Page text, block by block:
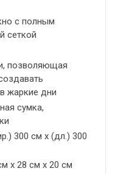
с полным
сеткой
позволяющая
жаркие дни
сумка,
300 см x (дл.) 300
x 28 см x 20 см